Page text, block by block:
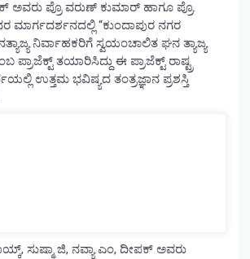
ಅವರು ಪ್ರೊ ವರುಣ್ ಕುಮಾರ್ ಹಾಗೂ ಪ್ರೊ.
ಮಾರ್ಗದರ್ಶನದಲ್ಲಿ “ಕುಂದಾಪುರ ನಗರ
ನಿರ್ವಾಹಕರಿಗೆ ಸ್ವಯಂಚಾಲಿತ ಘನ ತ್ಯಾಜ್ಯ
ಪ್ರಾಜೆಕ್ಟ್ ತಯಾರಿಸಿದ್ದು ಈ ಪ್ರಾಜೆಕ್ಟ್ ರಾಷ್ಟ್ರ
ಉತ್ತಮ ಭವಿಷ್ಯದ ತಂತ್ರಜ್ಞಾನ ಪ್ರಶಸ್ತಿ
ಸುಷ್ಮಾ ಜಿ, ನವ್ಯಾ ಎಂ, ದೀಪಕ್ ಅವರು